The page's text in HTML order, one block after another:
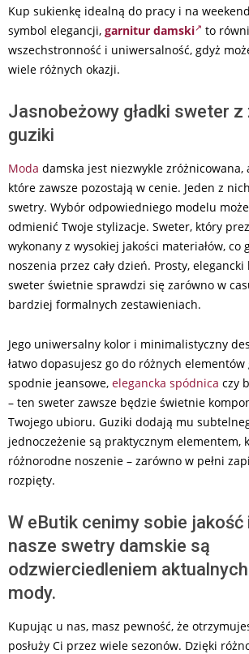
Kup sukienkę idealną do pracy i na
symbol elegancji, garnitur damski
to
wszechstronność i uniwersalność, gdyż
wiele różnych okazji.
Jasnobeżowy gładki sweter
guziki
Moda damska jest niezwykle zróżnicowana,
które zawsze pozostają w cenie. Jeden z
swetry. Wybór odpowiedniego modelu może
odmienić Twoje stylizacje. Sweter, który
wykonany z wysokiej jakości materiałów,
noszenia przez cały dzień. Prosty,
sweter świetnie sprawdzi się zarówno w
bardziej formalnych zestawieniach.
Jego uniwersalny kolor i minimalistyczny
łatwo dopasujesz go do różnych
spodnie jeansowe, elegancka spódnica czy
– ten sweter zawsze będzie świetnie
Twojego ubioru. Guziki dodają mu
jednoczeżenie są praktycznym elementem,
różnorodne noszenie – zarówno w pełni
rozpięty.
W eButik cenimy sobie
nasze swetry damskie są
odzwierciedleniem
mody.
Kupując u nas, masz pewność, że
posłuży Ci przez wiele sezonów. Dzięki